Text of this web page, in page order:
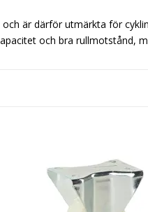
och är därför utmärkta för
och bra rullmotstånd,